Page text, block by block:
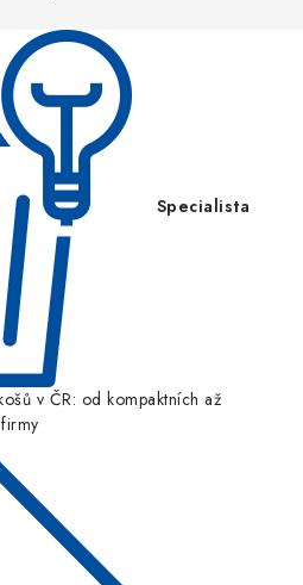
Specialista
v ČR: od kompaktních až